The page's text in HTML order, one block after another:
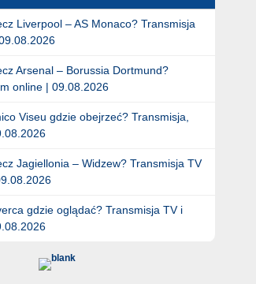
Liverpool – AS Monaco? Transmisja
Arsenal – Borussia Dortmund?
online | 09.08.2026
Viseu gdzie obejrzeć? Transmisja,
Jagiellonia – Widzew? Transmisja TV
gdzie oglądać? Transmisja TV i